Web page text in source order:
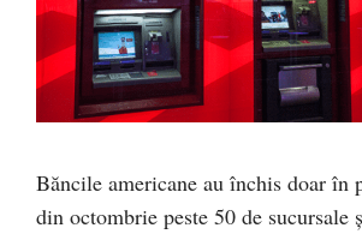
Băncile americane au închis doar în
din octombrie peste 50 de sucursale